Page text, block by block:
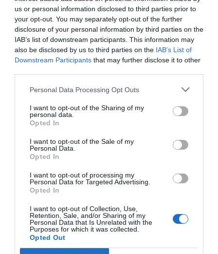
us or personal information disclosed to third parties prior to
your opt-out. You may separately opt-out of the further
disclosure of your personal information by third parties on the
IAB’s list of downstream participants. This information may
also be disclosed by us to third parties on the IAB’s List of
Downstream Participants that may further disclose it to other
Personal Data Processing Opt Outs
I want to opt-out of the Sharing of my
personal data.
Opted In
I want to opt-out of the Sale of my
Personal Data.
Opted In
I want to opt-out of processing my
Personal Data for Targeted Advertising.
Opted In
I want to opt-out of Collection, Use,
Retention, Sale, and/or Sharing of my
Personal Data that Is Unrelated with the
Purposes for which it was collected.
Opted Out